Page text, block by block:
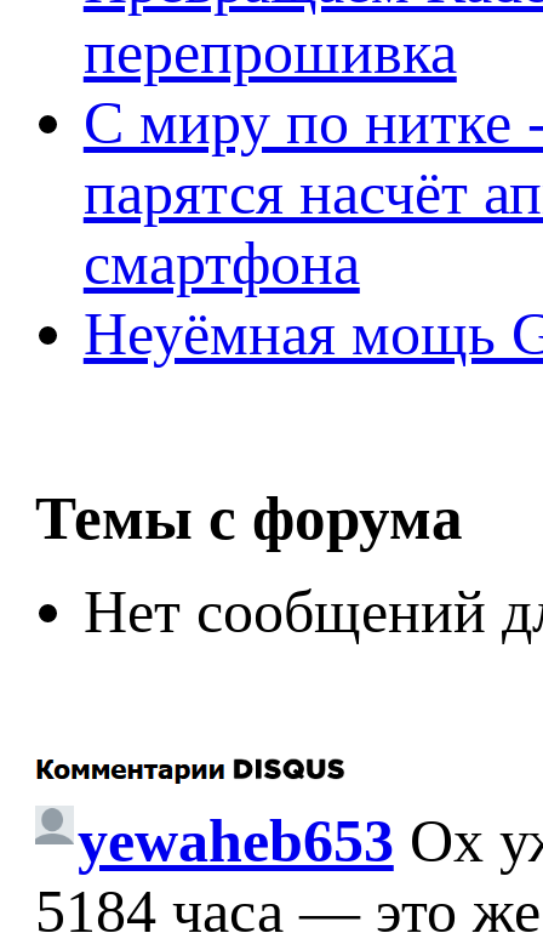
перепрошивка
С миру по нитке
парятся насчёт
смартфона
Неуёмная мощь
Темы с форума
Нет сообщений
yewaheb653 Ох
5184 часа — это